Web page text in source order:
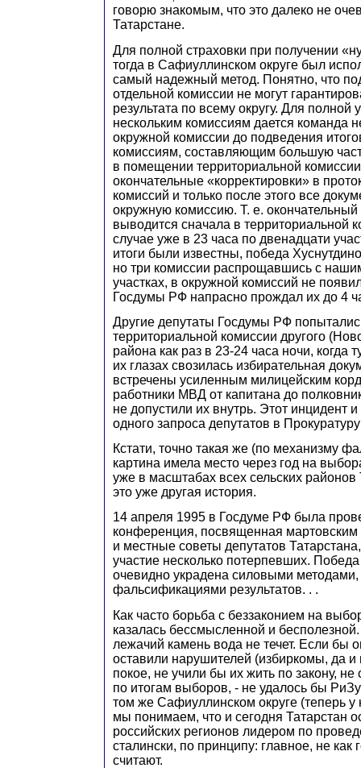
говорю знакомым, что это далеко не
Татарстане.
Для полной страховки при получении
тогда в Сафиуллинском округе был
самый надежный метод. Понятно, что
отдельной комиссии не могут
результата по всему округу. Для полной
нескольким комиссиям дается команда
окружной комиссии до подведения
комиссиям, составляющим большую
в помещении территориальной
окончательные «корректировки» в
комиссий и только после этого все
окружную комиссию. Т. е. окончательный
выводится сначала в территориальной
случае уже в 23 часа по двенадцати
итоги были известны, победа
но три комиссии распрощавшись с
участках, в окружной комиссий не
Госдумы РФ напрасно прождал их до 4
Другие депутаты Госдумы РФ
территориальной комиссии другого
района как раз в 23-24 часа ночи, когда
их глазах свозилась избирательная
встречены усиленным милицейским
работники МВД от капитана до
не допустили их внутрь. Этот инцидент
одного запроса депутатов в
Кстати, точно такая же (по механизму
картина имела место через год на
уже в масштабах всех сельских районов
это уже другая история.
14 апреля 1995 в Госдуме РФ была
конференция, посвященная
и местные советы депутатов
участие несколько потерпевших.
очевидно украдена силовыми
фальсификациями результатов. . .
Как часто борьба с беззаконием на
казалась бессмысленной и
лежачий камень вода не течет. Если бы
оставили нарушителей (избиркомы, да и
покое, не учили бы их жить по закону,
по итогам выборов, - не удалось бы
том же Сафиуллинском округе (теперь у
мы понимаем, что и сегодня Татарстан
российских регионов лидером по
сталински, по принципу: главное, не как
считают.